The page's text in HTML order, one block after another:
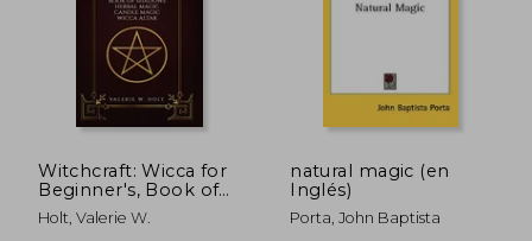
Witchcraft: Wicca for
Beginner's, Book of
Shadows, Candle
Magic, Herbal Magic,
Holt, Valerie W.
natural magic (en
Inglés)
Porta, John Baptista